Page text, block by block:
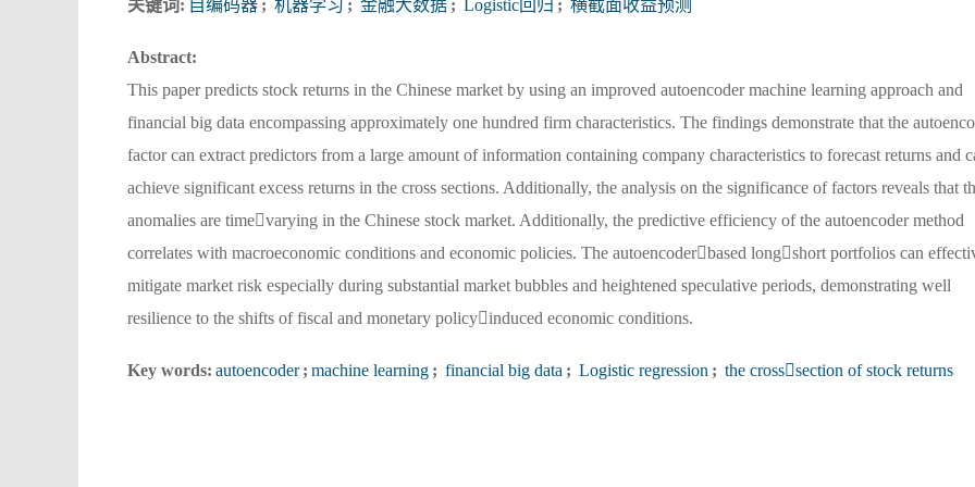
关键词: 自编码器 ; 机器学习 ; 金融大数据 ; Logistic回归 ; 横截面收益预测
Abstract:
This paper predicts stock returns in the Chinese market by using an improved autoencoder machine learning approach and
financial big data encompassing approximately one hundred firm characteristics. The findings demonstrate that the
factor can extract predictors from a large amount of information containing company characteristics to forecast returns and
achieve significant excess returns in the cross sections. Additionally, the analysis on the significance of factors reveals that
anomalies are timevarying in the Chinese stock market. Additionally, the predictive efficiency of the autoencoder method
correlates with macroeconomic conditions and economic policies. The autoencoderbased longshort portfolios can
mitigate market risk especially during substantial market bubbles and heightened speculative periods, demonstrating well
resilience to the shifts of fiscal and monetary policyinduced economic conditions.
Key words: autoencoder ; machine learning ; financial big data ; Logistic regression ; the crosssection of stock returns